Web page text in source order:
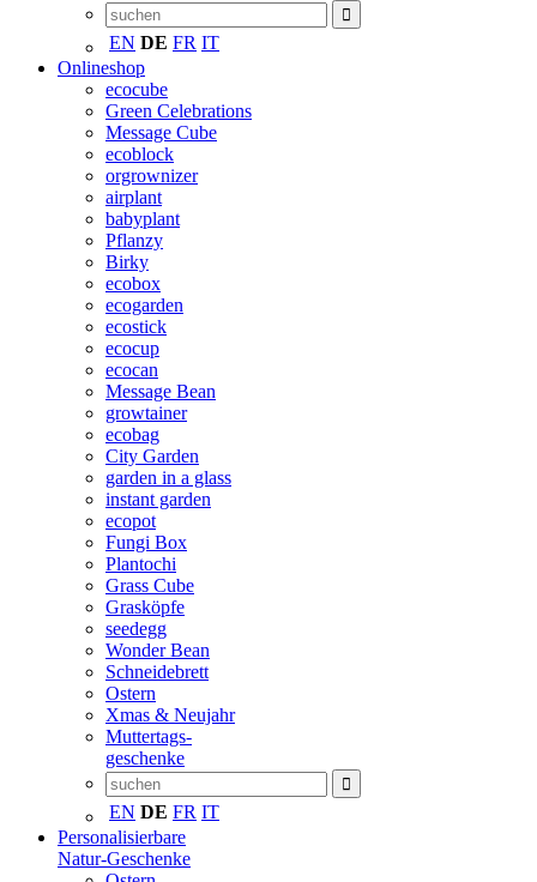
EN DE FR IT
Onlineshop
ecocube
Green Celebrations
Message Cube
ecoblock
orgrownizer
airplant
babyplant
Pflanzy
Birky
ecobox
ecogarden
ecostick
ecocup
ecocan
Message Bean
growtainer
ecobag
City Garden
garden in a glass
instant garden
ecopot
Fungi Box
Plantochi
Grass Cube
Grasköpfe
seedegg
Wonder Bean
Schneidebrett
Ostern
Xmas & Neujahr
Muttertags-
geschenke
EN DE FR IT
Personalisierbare
Natur-Geschenke